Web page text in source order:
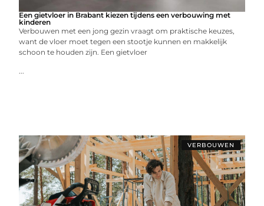
Een gietvloer in Brabant kiezen tijdens een verbouwing met
kinderen
Verbouwen met een jong gezin vraagt om praktische keuzes,
want de vloer moet tegen een stootje kunnen en makkelijk
schoon te houden zijn. Een gietvloer
...
VERBOUWEN